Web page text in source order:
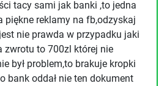
tacy sami jak banki ,to jedna
piękne reklamy na fb,odzyskaj
nie prawda w przypadku jaki
zwrotu to 700zl której nie
był problem,to brakuje kropki
bank oddał nie ten dokument